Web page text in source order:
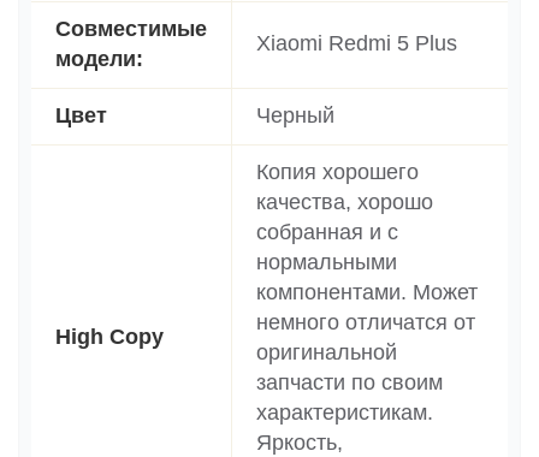
Совместимые
модели:
Xiaomi Redmi 5 Plus
Цвет Черный
High Copy
Копия хорошего
качества, хорошо
собранная и с
нормальными
компонентами. Может
немного отличатся от
оригинальной
запчасти по своим
характеристикам.
Яркость,